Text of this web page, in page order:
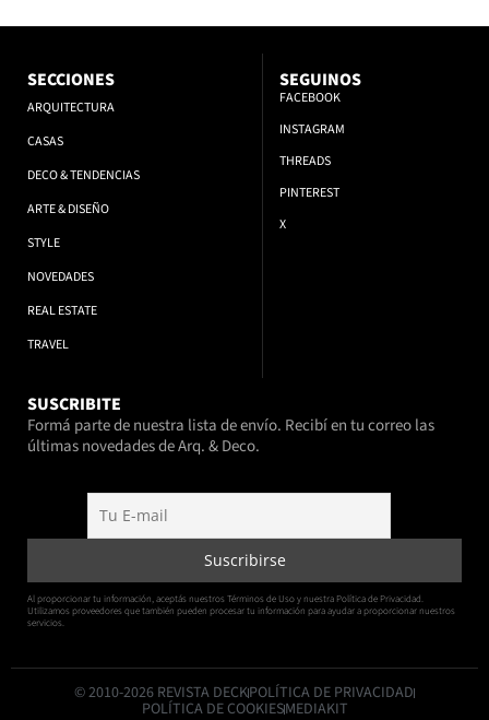
SECCIONES
ARQUITECTURA
CASAS
DECO & TENDENCIAS
ARTE & DISEÑO
STYLE
NOVEDADES
REAL ESTATE
TRAVEL
SEGUINOS
FACEBOOK
INSTAGRAM
THREADS
PINTEREST
X
SUSCRIBITE
Formá parte de nuestra lista de envío. Recibí en tu correo las
últimas novedades de Arq. & Deco.
Al proporcionar tu información, aceptás nuestros Términos de Uso y nuestra Política de Privacidad.
Utilizamos proveedores que también pueden procesar tu información para ayudar a proporcionar nuestros
servicios.
© 2010-2026 REVISTA DECKPOLÍTICA DE PRIVACIDAD
POLÍTICA DE COOKIESMEDIAKIT